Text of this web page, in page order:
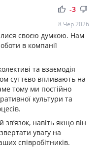
thumb_up thumb_down
-3
8 Чер 2026
своєю думкою. Нам
в компанії
та взаємодія
суттєво впливають на
тому ми постійно
культури та
навіть якщо він
увагу на
співробітників.